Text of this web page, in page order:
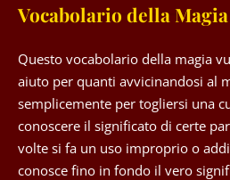
Vocabolario della Magia
Questo vocabolario della magia
aiuto per quanti avvicinandosi al
semplicemente per togliersi una
conoscere il significato di certe
volte si fa un uso improprio o
conosce fino in fondo il vero